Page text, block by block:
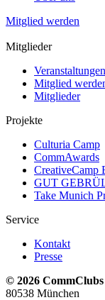
Mitglied werden
Mitglieder
Veranstaltungen
Mitglied
Mitglieder
Projekte
Culturia Camp
CommAwards
CreativeCamp
GUT
Take Munich
Service
Kontakt
Presse
© 2026
80538 München